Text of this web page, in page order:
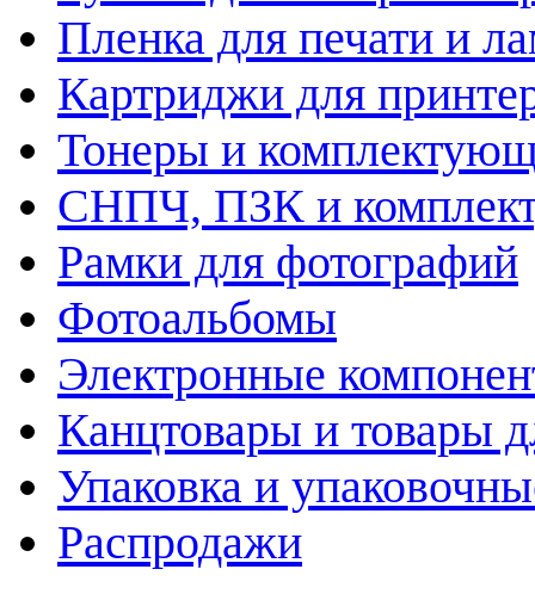
Пленка для печати и
Картриджи для
Тонеры и
СНПЧ, ПЗК и
Рамки для фотографий
Фотоальбомы
Электронные
Канцтовары и товары
Упаковка и
Распродажи